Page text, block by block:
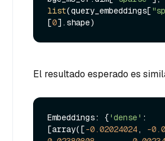
list(query_embeddings[
[0
El resultado esperado es
Embeddings: {'dense' :
[array([-0.02024024, -